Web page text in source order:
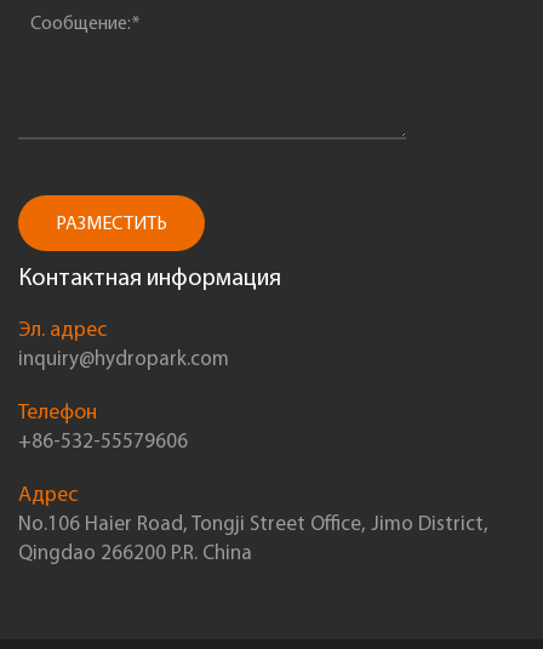
РАЗМЕСТИТЬ
Контактная информация
Эл. адрес
inquiry@hydropark.com
Телефон
+86-532-55579606
Адрес
No.106 Haier Road, Tongji Street Office, Jimo District,
Qingdao 266200 P.R. China